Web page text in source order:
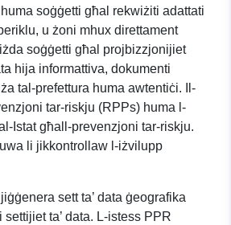
soġġetti għal rekwiżiti adattati
u żoni mhux direttament
soġġetti għal projbizzjonijiet
hija informattiva, dokumenti
tal-prefettura huma awtentiċi. Il-
tar-riskju (RPPs) huma l-
Istat għall-prevenzjoni tar-riskju.
li jikkontrollaw l-iżvilupp
sett ta’ data ġeografika
settijiet ta’ data. L-istess PPR